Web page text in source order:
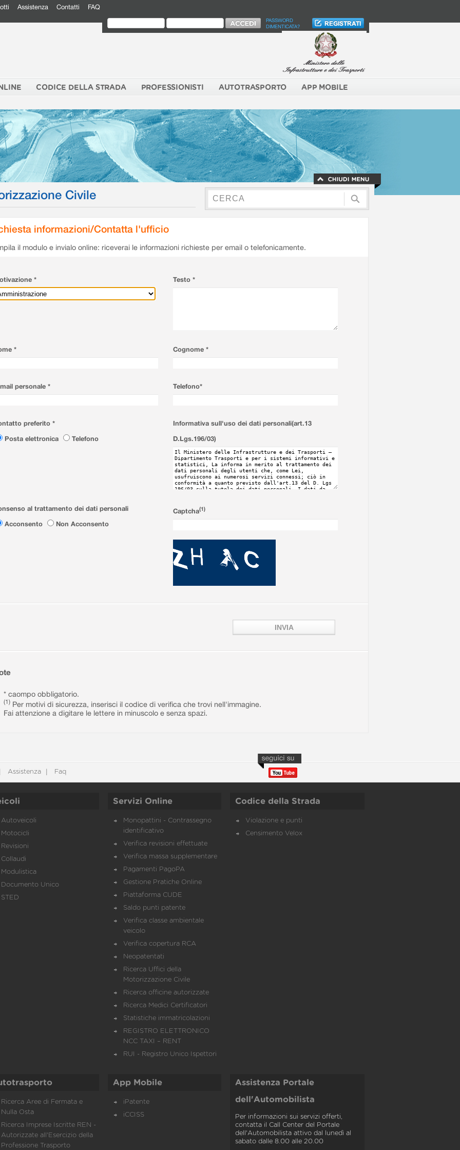
Assistenza Contatti FAQ
PASSWORD
DIMENTICATA?
CODICE DELLA STRADA PROFESSIONISTI AUTOTRASPORTO APP MOBILE
Civile
informazioni/Contatta l'ufficio
il modulo e invialo online: riceverai le informazioni richieste per email o telefonicamente.
* Testo *
* Cognome *
personale * Telefono*
preferito *
Posta elettronica
Telefono
Informativa sull'uso dei dati personali(art.13
D.Lgs.196/03)
al trattamento dei dati personali
Acconsento
Non Acconsento
Captcha(1)
* caompo obbligatorio.
(1) Per motivi di sicurezza, inserisci il codice di verifica che trovi nell'immagine.
Fai attenzione a digitare le lettere in minuscolo e senza spazi.
Assistenza Faq
Autoveicoli
Motocicli
Revisioni
Collaudi
Modulistica
Documento Unico
STED
Servizi Online
Monopattini - Contrassegno
identificativo
Verifica revisioni effettuate
Verifica massa supplementare
Pagamenti PagoPA
Gestione Pratiche Online
Piattaforma CUDE
Saldo punti patente
Verifica classe ambientale
veicolo
Verifica copertura RCA
Neopatentati
Ricerca Uffici della
Motorizzazione Civile
Ricerca officine autorizzate
Ricerca Medici Certificatori
Statistiche immatricolazioni
REGISTRO ELETTRONICO
NCC TAXI – RENT
RUI - Registro Unico Ispettori
Codice della Strada
Violazione e punti
Censimento Velox
Ricerca Aree di Fermata e
Nulla Osta
Ricerca Imprese Iscritte REN -
Autorizzate all'Esercizio della
Professione Trasporto
App Mobile
iPatente
iCCISS
Assistenza Portale
dell'Automobilista
Per informazioni sui servizi offerti,
contatta il Call Center del Portale
dell'Automobilista attivo dal lunedì al
sabato dalle 8.00 alle 20.00